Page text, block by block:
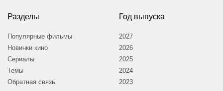
Разделы
Популярные фильмы
Новинки кино
Сериалы
Темы
Обратная связь
Год выпуска
2027
2026
2025
2024
2023